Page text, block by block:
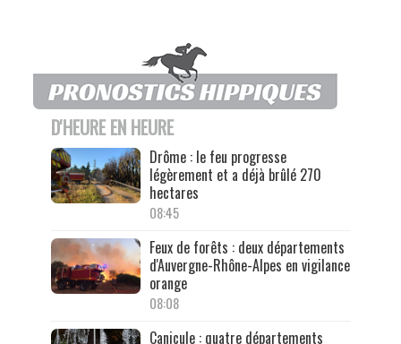
D'HEURE EN HEURE
Drôme : le feu progresse
légèrement et a déjà brûlé 270
hectares
08:45
Feux de forêts : deux départements
d'Auvergne-Rhône-Alpes en vigilance
orange
08:08
Canicule : quatre départements